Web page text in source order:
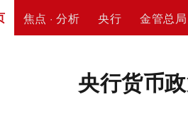
焦点 · 分析 央行 金管总局
央行货币